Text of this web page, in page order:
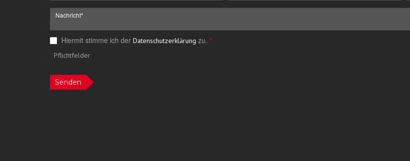
Hiermit stimme ich der Datenschutzerklärung zu. *
*Pflichtfelder
Senden